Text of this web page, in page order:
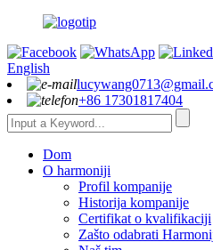
English
+86 17301817404
Dom
O harmoniji
Profil kompanije
Historija kompanije
Certifikat o kvalifikaciji
Zašto odabrati